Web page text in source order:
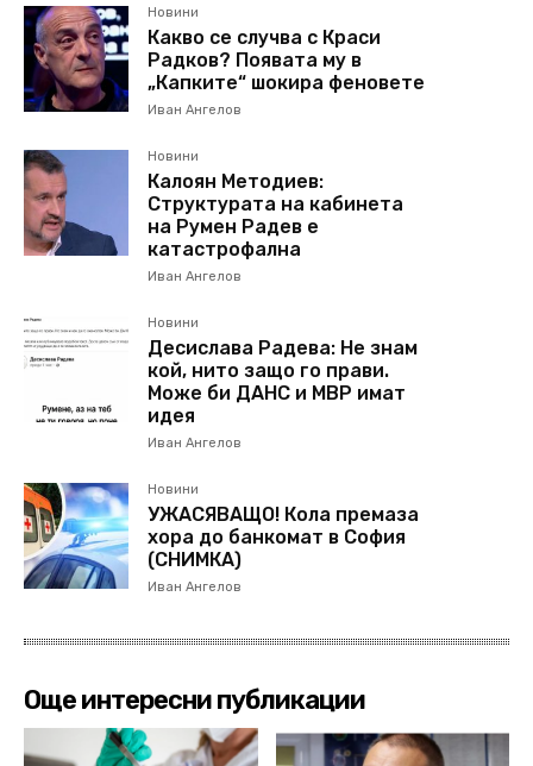
Новини
Какво се случва с Краси
Радков? Появата му в
„Капките“ шокира феновете
Иван Ангелов
Новини
Калоян Методиев:
Структурата на кабинета
на Румен Радев е
катастрофална
Иван Ангелов
Новини
Десислава Радева: Не знам
кой, нито защо го прави.
Може би ДАНС и МВР имат
идея
Иван Ангелов
Новини
УЖАСЯВАЩО! Кола премаза
хора до банкомат в София
(СНИМКА)
Иван Ангелов
Още интересни публикации